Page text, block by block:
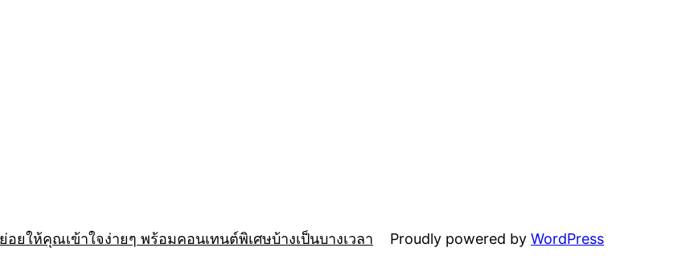
ยให้คุณเข้าใจง่ายๆ พร้อมคอนเทนต์พิเศษบ้างเป็นบางเวลา Proudly powered by WordPress